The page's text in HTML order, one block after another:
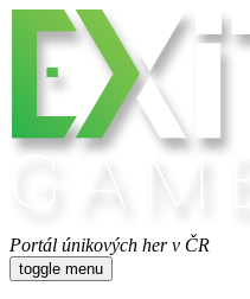
Portál únikových her v ČR
toggle menu